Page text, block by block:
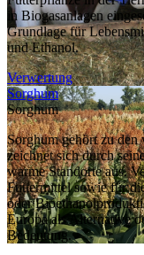
in Biogasanlagen
Grundlage für
und Ethanol.
Verwertung
Sorghum
Sorghum
Sorghum gehört zu
zeichnet sich durch
warme Standorte aus.
Futtermittel sowie für
oder
Europa als Alternative
Bedeutung.